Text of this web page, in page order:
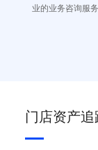
业的业务咨询服务
门店资产